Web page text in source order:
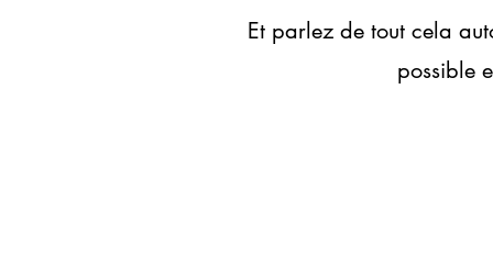
Et parlez de tout cela
possible